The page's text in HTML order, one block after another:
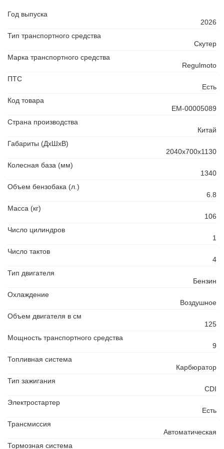
Год выпуска
2026
Тип транспортного средства
Скутер
Марка транспортного средства
Regulmoto
ПТС
Есть
Код товара
ЕМ-00005089
Страна производства
Китай
Габариты (ДхШхВ)
2040x700x1130
Колесная база (мм)
1340
Объем бензобака (л.)
6.8
Масса (кг)
106
Число цилиндров
1
Число тактов
4
Тип двигателя
Бензин
Охлаждение
Воздушное
Объем двигателя в см
125
Мощность транспортного средства
9
Топливная система
Карбюратор
Тип зажигания
CDI
Электростартер
Есть
Трансмиссия
Автоматическая
Тормозная система